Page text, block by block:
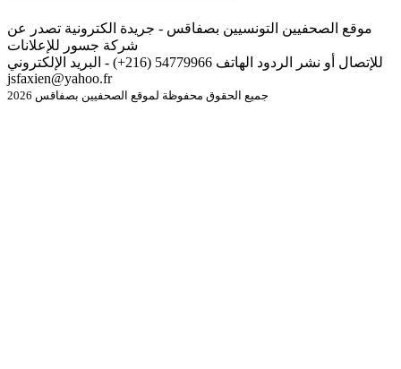
موقع الصحفيين التونسيين بصفاقس - جريدة الكترونية تصدر عن
شركة جسور للإعلانات
للإتصال أو نشر الردود الهاتف 54779966 (216+) - البريد الإلكتروني
jsfaxien@yahoo.fr
جميع الحقوق محفوظة لموقع الصحفيين بصفاقس 2026